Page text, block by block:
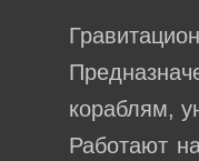
кораблям,
Работают